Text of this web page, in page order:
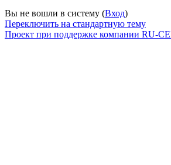
Вы не вошли в систему (Вход)
Переключить на стандартную тему
Проект при поддержке компании RU-